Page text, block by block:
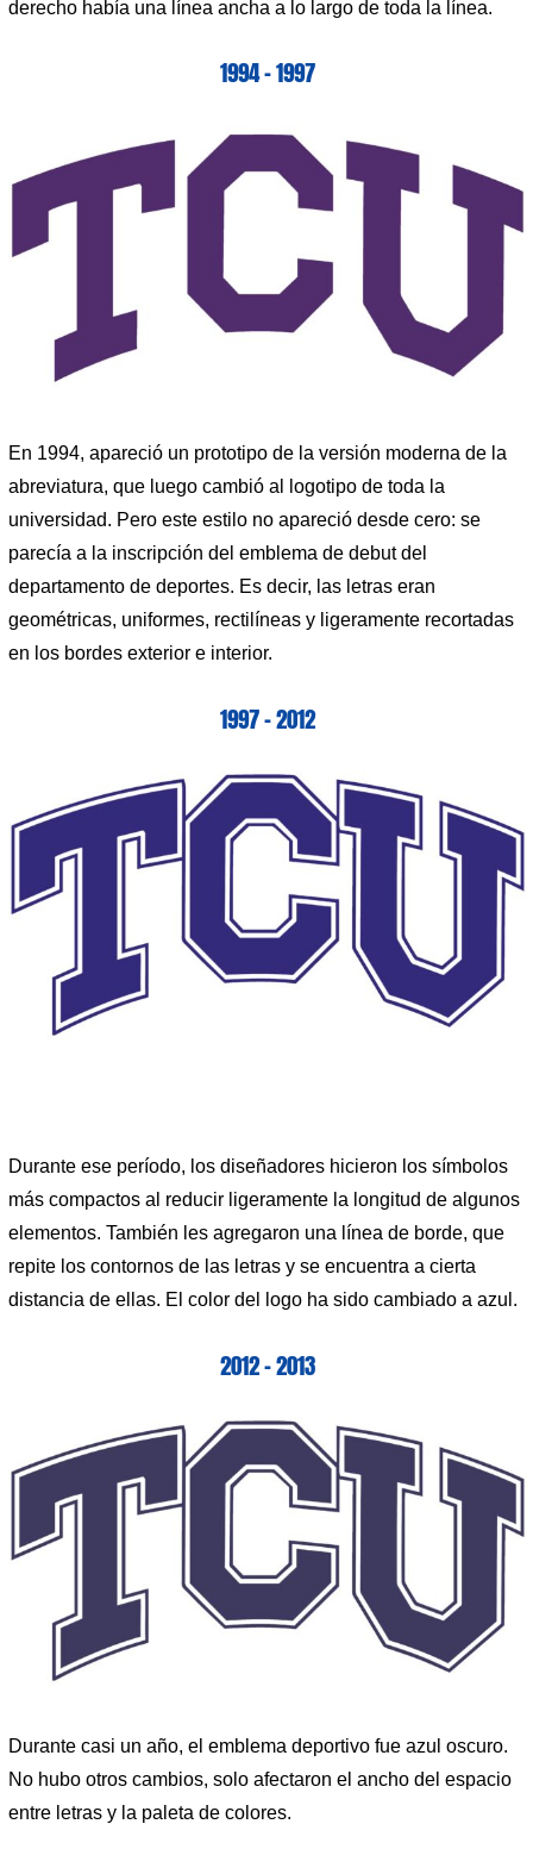
derecho había una línea ancha a lo largo de toda la línea.
1994 – 1997
En 1994, apareció un prototipo de la versión moderna de la
abreviatura, que luego cambió al logotipo de toda la
universidad. Pero este estilo no apareció desde cero: se
parecía a la inscripción del emblema de debut del
departamento de deportes. Es decir, las letras eran
geométricas, uniformes, rectilíneas y ligeramente recortadas
en los bordes exterior e interior.
1997 – 2012
Durante ese período, los diseñadores hicieron los símbolos
más compactos al reducir ligeramente la longitud de algunos
elementos. También les agregaron una línea de borde, que
repite los contornos de las letras y se encuentra a cierta
distancia de ellas. El color del logo ha sido cambiado a azul.
2012 – 2013
Durante casi un año, el emblema deportivo fue azul oscuro.
No hubo otros cambios, solo afectaron el ancho del espacio
entre letras y la paleta de colores.